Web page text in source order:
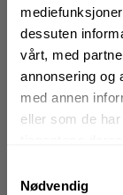
dessuten
vårt, med
annonsering og
med annen
eller som de
Nødvendig
Art.nr.